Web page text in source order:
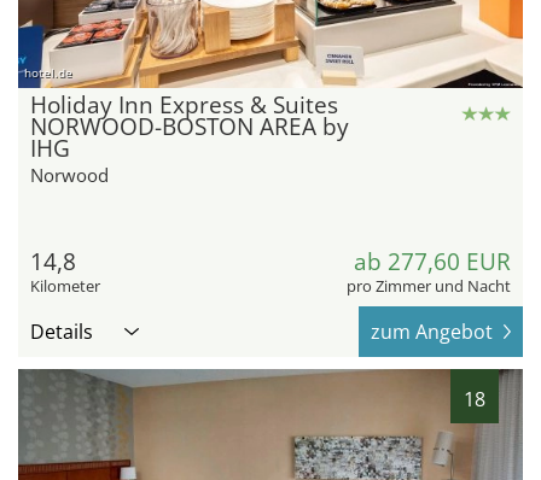
hotel.de
Holiday Inn Express & Suites
NORWOOD-BOSTON AREA by
IHG
Norwood
14,8
Kilometer
ab 277,60 EUR
pro Zimmer und Nacht
Details zum Angebot
18